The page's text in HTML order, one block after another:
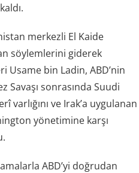
merkezli El Kaide
söylemlerini giderek
Usame bin Ladin, ABD’nin
Savaşı sonrasında Suudi
varlığını ve Irak’a uygulanan
yönetimine karşı
ABD’yi doğrudan